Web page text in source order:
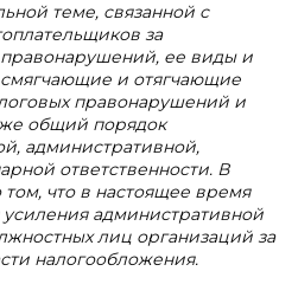
теме, связанной с
за
ее виды и
и отягчающие
правонарушений и
общий порядок
административной,
ответственности. В
том, что в настоящее время
административной
лиц организаций за
налогообложения.